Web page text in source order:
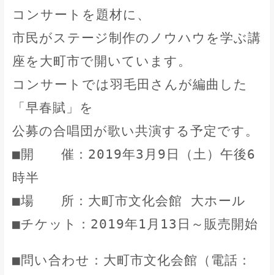
コンサートを題材に、
市民がステージ制作のノウハウを学ぶ講
座を大町市で開いています。
コンサートでは羽毛田さんが編曲した
「早春賦」を
公募の合唱団が歌い共演する予定です。
■開 催：2019年3月9日（土）午後6
時半
■場 所：大町市文化会館 大ホール
■チケット：2019年1月13日～販売開始
■問い合わせ：大町市文化会館（電話：